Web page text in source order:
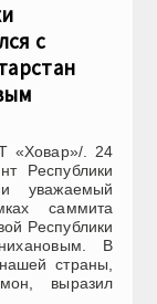
с
«Ховар»/. 24
Республики
уважаемый
саммита
Республики
В
страны,
выразил